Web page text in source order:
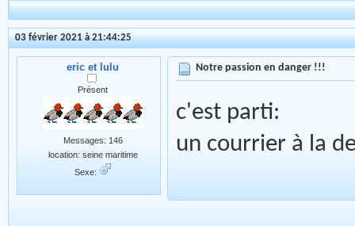
03 février 2021 à 21:44:25
eric et lulu
Présent
Messages: 146
location: seine maritime
Sexe:
Notre passion en danger !!!
c'est parti:
un courrier à la